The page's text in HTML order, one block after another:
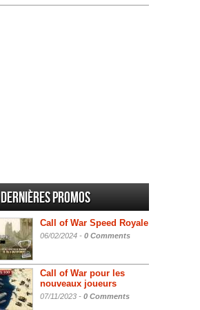
Dernières promos
Call of War Speed Royale
06/02/2024 - 0 Comments
Call of War pour les
nouveaux joueurs
07/11/2023 - 0 Comments